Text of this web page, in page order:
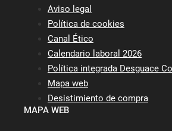
Aviso legal
Política de cookies
Canal Ético
Calendario laboral 2026
Política integrada Desguace
Mapa web
Desistimiento de compra
MAPA WEB